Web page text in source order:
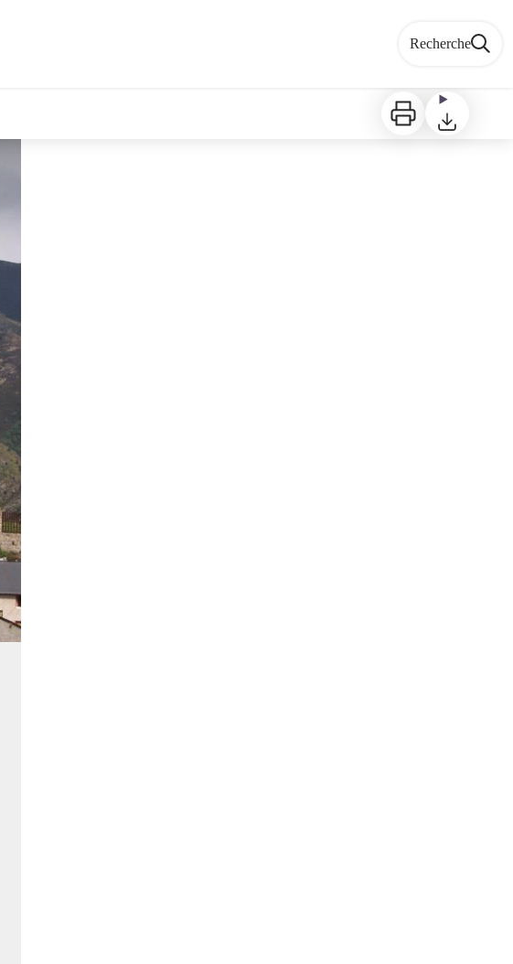
Recherche
Imprimer Télécharger